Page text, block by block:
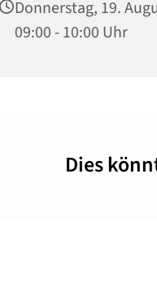
Donnerstag, 19.
09:00 - 10:00 Uhr
Dies